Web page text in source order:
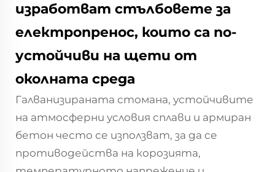
изработват стълбовете за
електропренос, които са по-
устойчиви на щети от
околната среда
Галванизираната стомана, устойчивите
на атмосферни условия сплави и армиран
бетон често се използват, за да се
противодейства на корозията,